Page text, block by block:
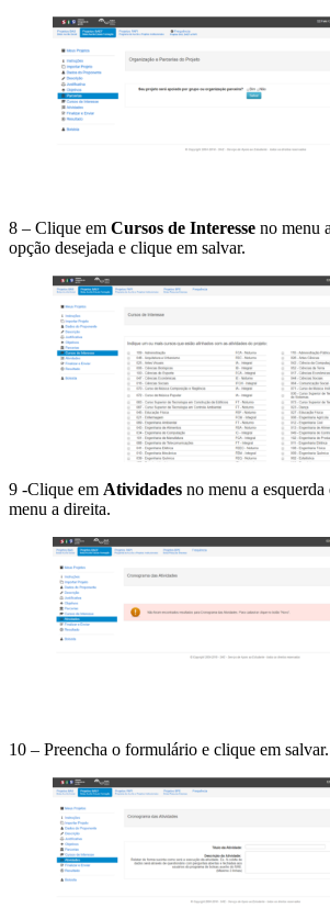
8 – Clique em Cursos de Interesse no menu
opção desejada e clique em salvar.
9 -Clique em Atividades no menu a esquerda
menu a direita.
10 – Preencha o formulário e clique em salvar.